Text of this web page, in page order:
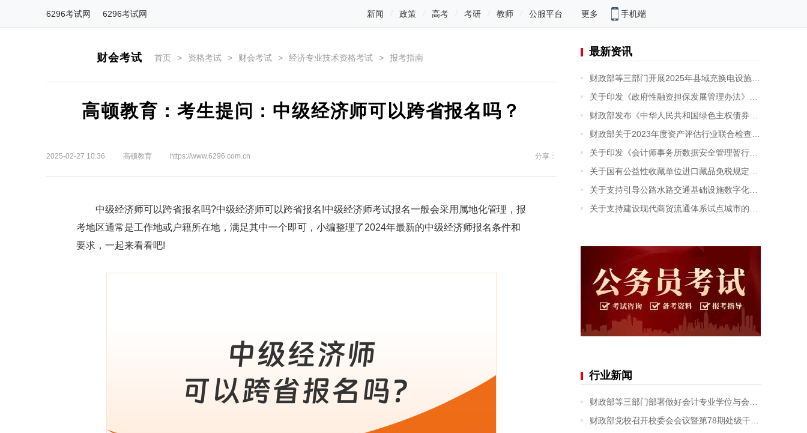
6296考试网 6296考试网 新闻 政策 高考 考研 教师 公服平台 更多 手机端
财会考试 首页 > 资格考试 > 财会考试 > 经济专业技术资格考试 > 报考指南
高顿教育：考生提问：中级经济师可以跨省报名吗？
2025-02-27 10:36 高顿教育 https://www.6296.com.cn 分享：
中级经济师可以跨省报名吗?中级经济师可以跨省报名!中级经济师考试报名一般会采用属地化管理，报
考地区通常是工作地或户籍所在地，满足其中一个即可，小编整理了2024年最新的中级经济师报名条件和
要求，一起来看看吧!
最新资讯
财政部等三部门开展2025年县域充换电设施补短板试点申报有关工作
关于印发《政府性融资担保发展管理办法》的通知
财政部发布《中华人民共和国绿色主权债券框架》
财政部关于2023年度资产评估行业联合检查情况的公告
关于印发《会计师事务所数据安全管理暂行办法》的通知
关于国有公益性收藏单位进口藏品免税规定的公告
关于支持引导公路水路交通基础设施数字化转型升级的通知
关于支持建设现代商贸流通体系试点城市的通知
行业新闻
财政部等三部门部署做好会计专业学位与会计专业技术资格衔接有关工作
财政部党校召开校委会会议暨第78期处级干部进修班开学典礼